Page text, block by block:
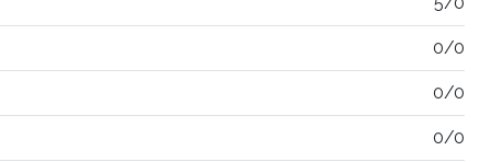
0/0
0/0
0/0